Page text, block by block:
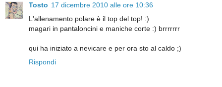
Tosto 17 dicembre 2010 alle ore 10:36
L'allenamento polare è il top del top! :)
magari in pantaloncini e maniche corte :) brrrrrrr
qui ha iniziato a nevicare e per ora sto al caldo ;)
Rispondi